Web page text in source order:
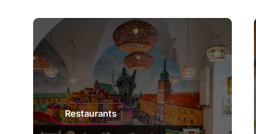
Restaurants